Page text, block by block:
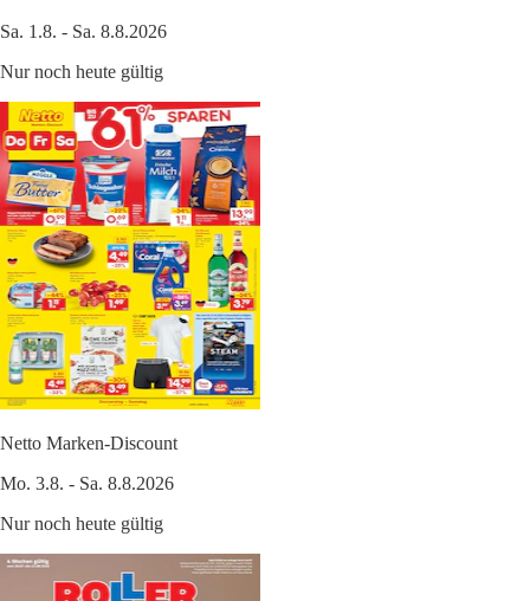
Sa. 1.8. - Sa. 8.8.2026
Nur noch heute gültig
Netto Marken-Discount
Mo. 3.8. - Sa. 8.8.2026
Nur noch heute gültig